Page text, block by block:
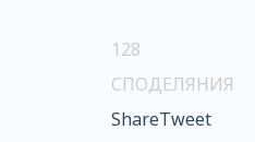
128
СПОДЕЛЯНИЯ
ShareTweet